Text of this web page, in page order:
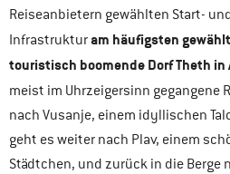
Reiseanbietern gewählten Start-
Infrastrukturam häufigsten
touristisch boomende Dorf Theth in
meist im Uhrzeigersinn gegangene
nach Vusanje, einem idyllischen
geht es weiter nach Plav, einem
Städtchen, und zurück in die Berge